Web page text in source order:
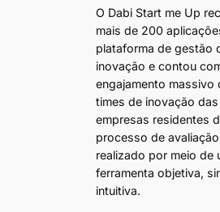
O Dabi Start me Up
mais de 200
plataforma de gestão
inovação e contou
engajamento massivo
times de inovação das
empresas residentes
processo de
realizado por meio de
ferramenta objetiva,
intuitiva.